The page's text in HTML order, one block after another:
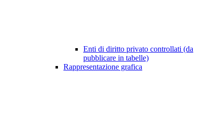
Enti di diritto privato controllati (da
pubblicare in tabelle)
Rappresentazione grafica